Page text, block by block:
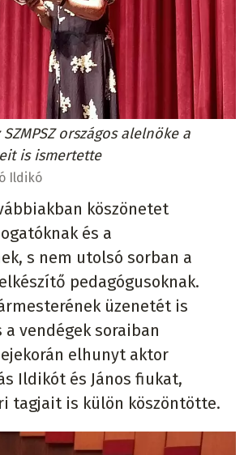
országos alelnöke a
is ismertette
Ildikó
köszönetet
és a
s nem utolsó sorban a
pedagógusoknak.
üzenetét is
vendégek soraiban
elhunyt aktor
Ildikót és János fiukat,
tagjait is külön köszöntötte.